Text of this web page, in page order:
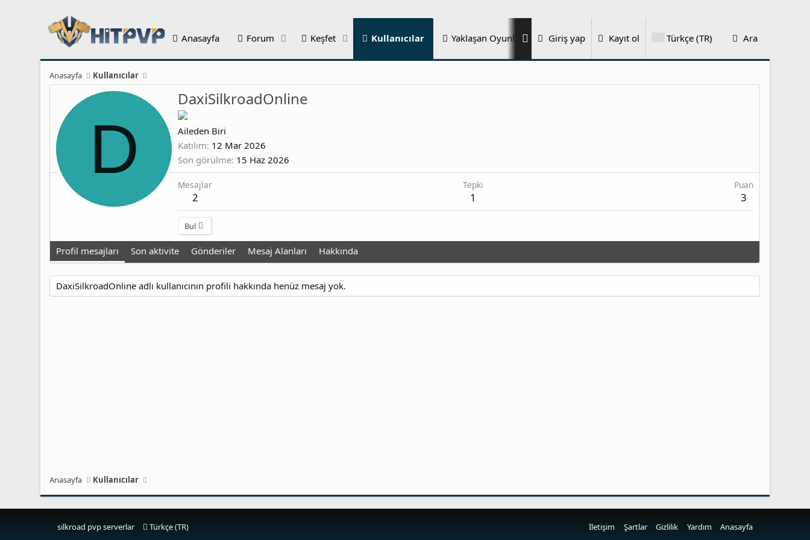
Anasayfa Forum Keşfet Kullanıcılar Yaklaşan Oyunlar Giriş yap Kayıt ol Türkçe (TR) Ara
Anasayfa Kullanıcılar
D
DaxiSilkroadOnline
Aileden Biri
Katılım 12 Mar 2026
Son görülme 15 Haz 2026
Mesajlar
2
Tepki
1
Puan
3
Bul
Profil mesajları Son aktivite Gönderiler Mesaj Alanları Hakkında
DaxiSilkroadOnline adlı kullanıcının profili hakkında henüz mesaj yok.
Anasayfa Kullanıcılar
silkroad pvp serverlar Türkçe (TR) İletişim Şartlar Gizlilik Yardım Anasayfa